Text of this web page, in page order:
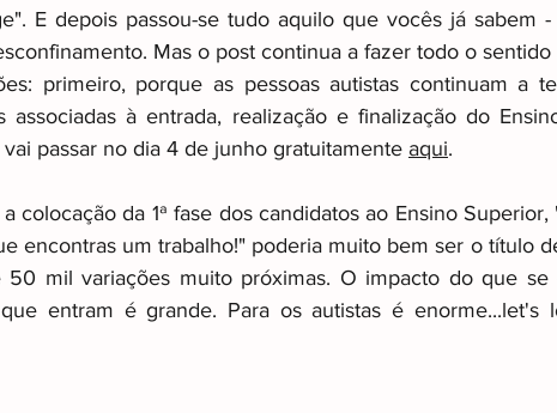
Planejamento Financeiro e Autismo
Other Raizes invisiveis
E depois passou-se tudo aquilo que vocês já sabem -
Mas o post continua a fazer todo o
primeiro, porque as pessoas autistas continuam a
associadas à entrada, realização e finalização do
passar no dia 4 de junho gratuitamente aqui.
colocação da 1ª fase dos candidatos ao Ensino Superior,
encontras um trabalho!" poderia muito bem ser o título
mil variações muito próximas. O impacto do que
entram é grande. Para os autistas é enorme...let's